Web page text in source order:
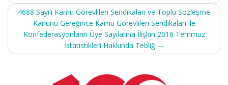
4688 Sayılı Kamu Görevlileri Sendikaları ve Toplu Sözleşme
Kanunu Gereğince Kamu Görevlileri Sendikaları ile
Konfederasyonların Üye Sayılarına İlişkin 2016 Temmuz
İstatistikleri Hakkında Tebliğ →